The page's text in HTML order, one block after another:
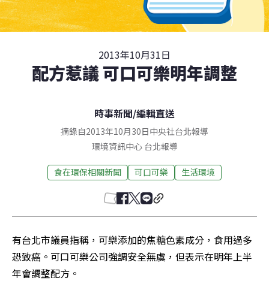
2013年10月31日
配方惹議 可口可樂明年調整
時事新聞/編輯直送
摘錄自2013年10月30日中央社台北報導
環境資訊中心 台北報導
食在環保相關新聞 可口可樂 生活環境
有台北市議員指稱，可樂添加的焦糖色素成分，食用過多
恐致癌。可口可樂公司強調安全無虞，但表示在明年上半
年會調整配方。